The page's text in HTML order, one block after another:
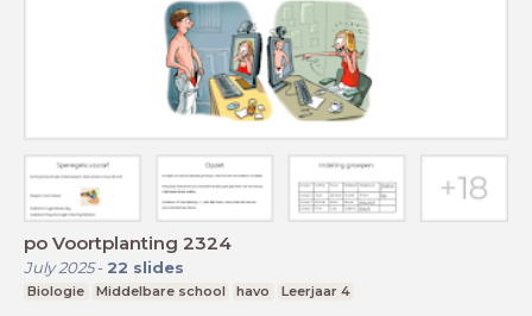
po Voortplanting 2324
July 2025- 22 slides
Biologie Middelbare school havo Leerjaar 4